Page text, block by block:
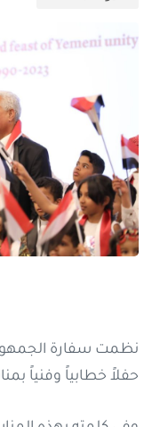
نظمت سفارة
حفلاً خطابياً وفنياً بمناسبة العيد